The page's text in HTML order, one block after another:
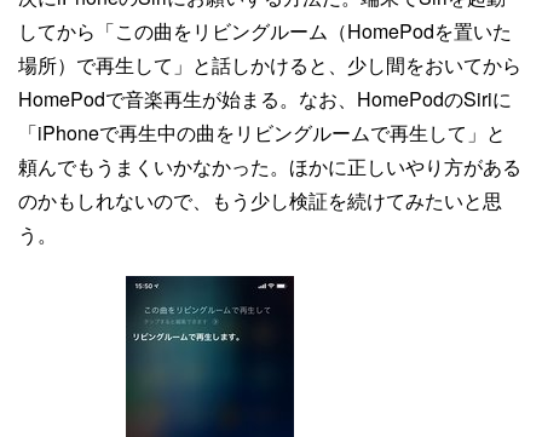
してから「この曲をリビングルーム（HomePodを置いた
場所）で再生して」と話しかけると、少し間をおいてから
HomePodで音楽再生が始まる。なお、HomePodのSiriに
「iPhoneで再生中の曲をリビングルームで再生して」と
頼んでもうまくいかなかった。ほかに正しいやり方がある
のかもしれないので、もう少し検証を続けてみたいと思
う。